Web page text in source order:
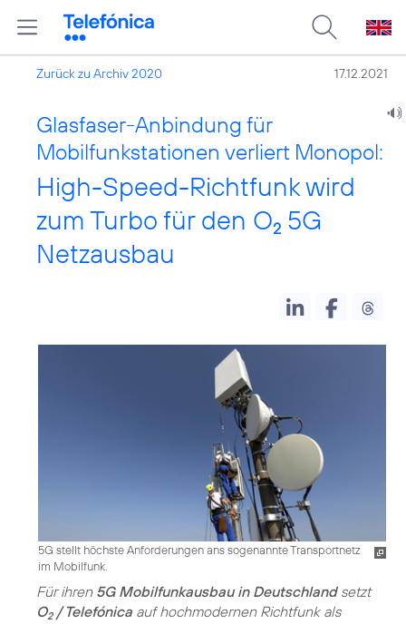
Zurück zu Archiv 2020 17.12.2021
Glasfaser-Anbindung für
Mobilfunkstationen verliert Monopol:
High-Speed-Richtfunk wird
zum Turbo für den O2 5G
Netzausbau
5G stellt höchste Anforderungen ans sogenannte Transportnetz
im Mobilfunk.
Für ihren 5G Mobilfunkausbau in Deutschlandsetzt
O2/ Telefónica auf hochmodernen Richtfunk als